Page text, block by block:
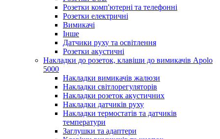
Розетки комп'ютерні та телефонні
Розетки електричні
Вимикачі
Інше
Датчики руху та освітлення
Розетки акустичні
Накладки до розеток, клавіши до вимикачів Apolo
5000
Накладки вимикачів жалюзи
Накладки світлорегуляторів
Накладки розеток акустичних
Накладки датчиків руху
Накладки термостатів та датчиків
температури
Заглушки та адаптери